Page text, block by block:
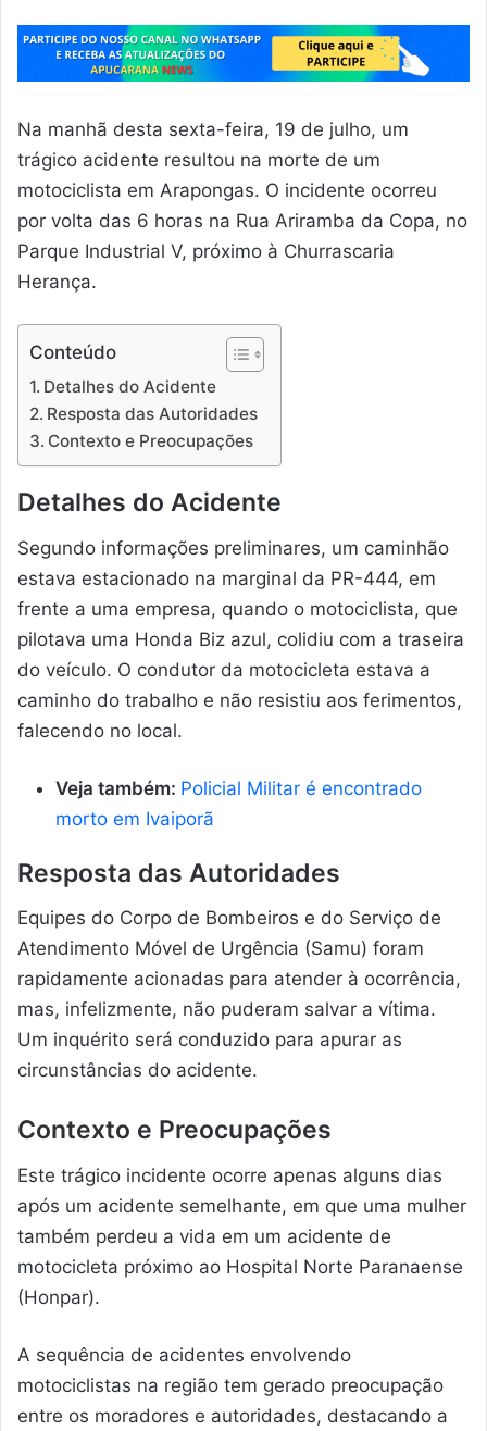
Na manhã desta sexta-feira, 19 de julho, um
trágico acidente resultou na morte de um
motociclista em Arapongas. O incidente ocorreu
por volta das 6 horas na Rua Ariramba da Copa, no
Parque Industrial V, próximo à Churrascaria
Herança.
Conteúdo
Detalhes do Acidente
Resposta das Autoridades
Contexto e Preocupações
Detalhes do Acidente
Segundo informações preliminares, um caminhão
estava estacionado na marginal da PR-444, em
frente a uma empresa, quando o motociclista, que
pilotava uma Honda Biz azul, colidiu com a traseira
do veículo. O condutor da motocicleta estava a
caminho do trabalho e não resistiu aos ferimentos,
falecendo no local.
Veja também: Policial Militar é encontrado
morto em Ivaiporã
Resposta das Autoridades
Equipes do Corpo de Bombeiros e do Serviço de
Atendimento Móvel de Urgência (Samu) foram
rapidamente acionadas para atender à ocorrência,
mas, infelizmente, não puderam salvar a vítima.
Um inquérito será conduzido para apurar as
circunstâncias do acidente.
Contexto e Preocupações
Este trágico incidente ocorre apenas alguns dias
após um acidente semelhante, em que uma mulher
também perdeu a vida em um acidente de
motocicleta próximo ao Hospital Norte Paranaense
(Honpar).
A sequência de acidentes envolvendo
motociclistas na região tem gerado preocupação
entre os moradores e autoridades, destacando a